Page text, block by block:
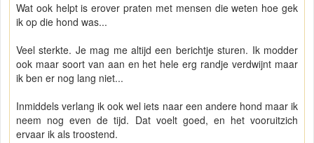
Wat ook helpt is erover praten met mensen die weten hoe gek
ik op die hond was...
Veel sterkte. Je mag me altijd een berichtje sturen. Ik modder
ook maar soort van aan en het hele erg randje verdwijnt maar
ik ben er nog lang niet...
Inmiddels verlang ik ook wel iets naar een andere hond maar ik
neem nog even de tijd. Dat voelt goed, en het vooruitzich
ervaar ik als troostend.